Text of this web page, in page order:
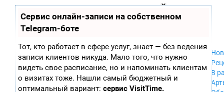
Сервис онлайн-записи на собственном
Telegram-боте
Тот, кто работает в сфере услуг, знает — без ведения
записи клиентов никуда. Мало того, что нужно
видеть свое расписание, но и напоминать клиентам
о визитах тоже. Нашли самый бюджетный и
оптимальный вариант: сервис VisitTime.
играх
ла
ор
ы
Xbox 360
Wii
GameCube
PS
PS2
PS3
В